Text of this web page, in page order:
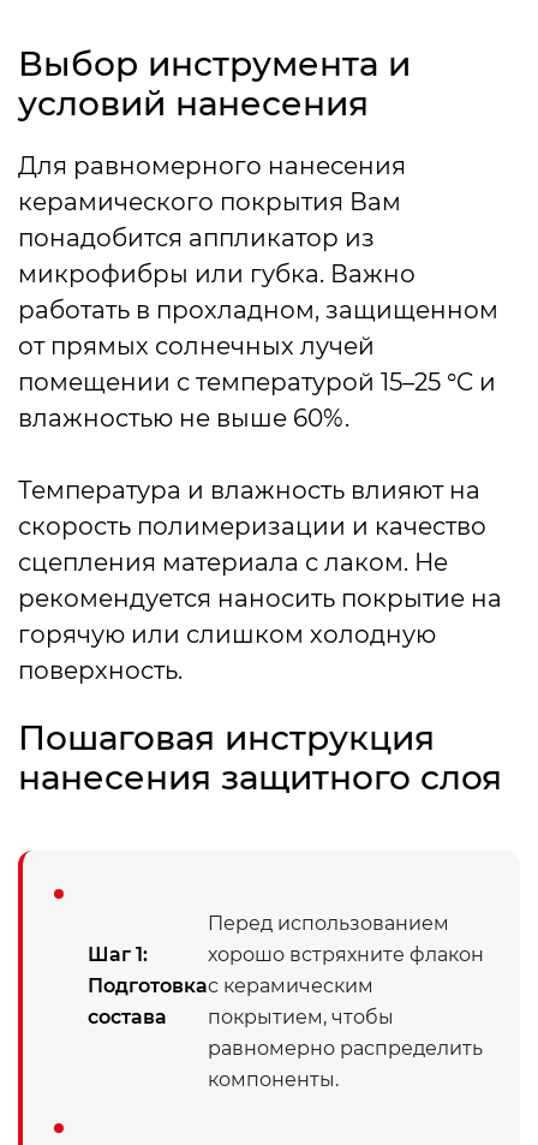
Выбор инструмента и
условий нанесения
Для равномерного нанесения
керамического покрытия Вам
понадобится аппликатор из
микрофибры или губка. Важно
работать в прохладном, защищенном
от прямых солнечных лучей
помещении с температурой 15–25 °C и
влажностью не выше 60%.
Температура и влажность влияют на
скорость полимеризации и качество
сцепления материала с лаком. Не
рекомендуется наносить покрытие на
горячую или слишком холодную
поверхность.
Пошаговая инструкция
нанесения защитного слоя
Шаг 1:
Подготовка
состава
Перед использованием
хорошо встряхните флакон
с керамическим
покрытием, чтобы
равномерно распределить
компоненты.